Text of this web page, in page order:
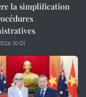
la simplification
10:01